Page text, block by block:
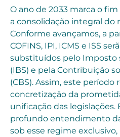
O ano de 2033 marca o fim
a consolidação integral do
Conforme avançamos, a
COFINS, IPI, ICMS e ISS
substituídos pelo Imposto
(IBS) e pela Contribuição
(CBS). Assim, este período
concretização da
unificação das legislações.
profundo entendimento
sob esse regime